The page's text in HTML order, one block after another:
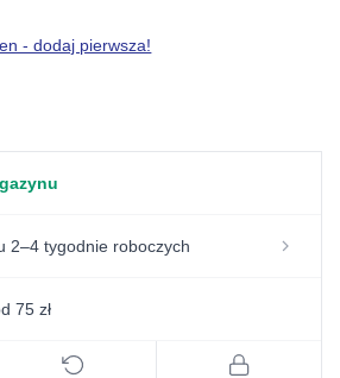
- dodaj pierwsza!
2–4 tygodnie roboczych
75 zł